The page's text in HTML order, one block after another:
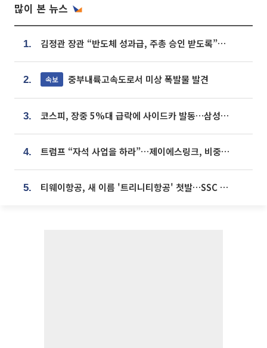
많이 본 뉴스
1. 김정관 장관 “반도체 성과급, 주총 승인 받도록”…상법·자본시장법 개정 시사
2. 속보 중부내륙고속도로서 미상 폭발물 발견
3. 코스피, 장중 5%대 급락에 사이드카 발동…삼성·SK 동반 폭락
4. 트럼프 “자석 사업을 하라”…제이에스링크, 비중국 영구자석 공급망 구축 속도
5. 티웨이항공, 새 이름 '트리니티항공' 첫발…SSC 전략 본격화